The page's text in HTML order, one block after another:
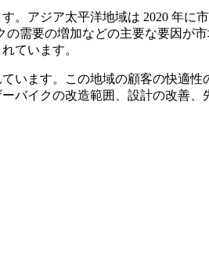
アジア太平洋地域は 2020 年に
需要の増加などの主要な要因が
ています。
います。この地域の顧客の快適
イクの改造範囲、設計の改善、